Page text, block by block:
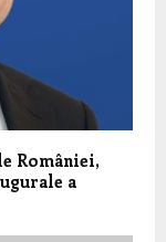
României,
a